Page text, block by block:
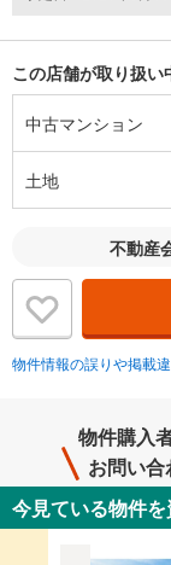
この店舗が取り扱い
中古マンション
土地
不動産
物件情報の誤りや掲載
物件購入
お問い
今見ている物件